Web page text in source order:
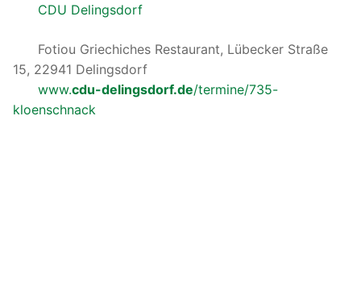
CDU Delingsdorf
Fotiou Griechiches Restaurant, Lübecker Straße
15, 22941 Delingsdorf
www.cdu-delingsdorf.de/termine/735-
kloenschnack